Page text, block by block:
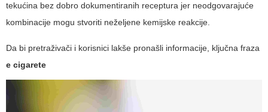
tekućina bez dobro dokumentiranih receptura jer neodgovarajuće
kombinacije mogu stvoriti neželjene kemijske reakcije.
Da bi pretraživači i korisnici lakše pronašli informacije, ključna fraza
e cigarete